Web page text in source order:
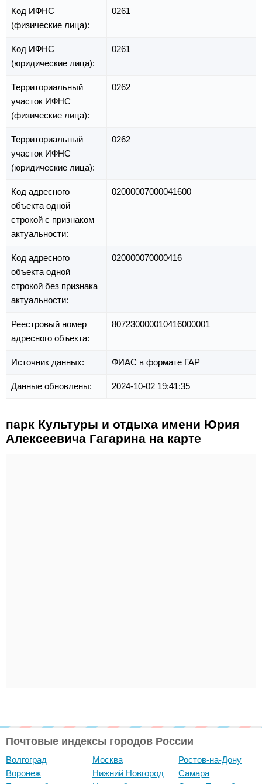
Код ИФНС
(физические лица):
0261
Код ИФНС
(юридические лица):
0261
Территориальный
участок ИФНС
(физические лица):
0262
Территориальный
участок ИФНС
(юридические лица):
0262
Код адресного
объекта одной
строкой с признаком
актуальности:
02000007000041600
Код адресного
объекта одной
строкой без признака
актуальности:
020000070000416
Реестровый номер
адресного объекта:
807230000010416000001
Источник данных: ФИАС в формате ГАР
Данные обновлены: 2024-10-02 19:41:35
парк Культуры и отдыха имени Юрия
Алексеевича Гагарина на карте
Почтовые индексы городов России
Волгоград
Воронеж
Москва
Нижний Новгород
Ростов-на-Дону
Самара